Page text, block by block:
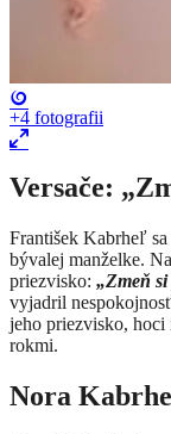
+4 fotografii
Versače:
František Kabrheľ
bývalej manželke.
priezvisko: „Zmeň
vyjadril
jeho priezvisko, hoci
rokmi.
Nora